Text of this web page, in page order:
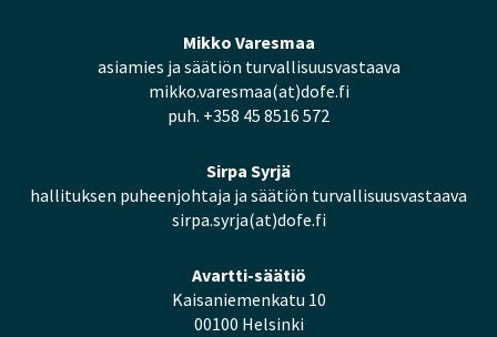
Mikko Varesmaa
asiamies ja säätiön turvallisuusvastaava
mikko.varesmaa(at)dofe.fi
puh. +358 45 8516 572
Sirpa Syrjä
hallituksen puheenjohtaja ja säätiön turvallisuusvastaava
sirpa.syrja(at)dofe.fi
Avartti-säätiö
Kaisaniemenkatu 10
00100 Helsinki